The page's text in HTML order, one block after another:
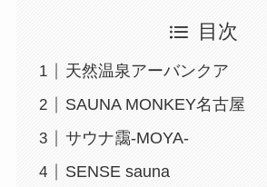
目次
天然温泉アーバンクア
SAUNA MONKEY名古屋
サウナ靄-MOYA-
SENSE sauna